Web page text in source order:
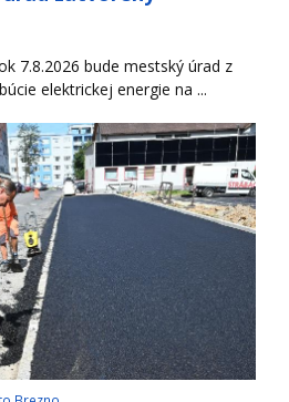
7.8.2026 bude mestský úrad z
elektrickej energie na ...